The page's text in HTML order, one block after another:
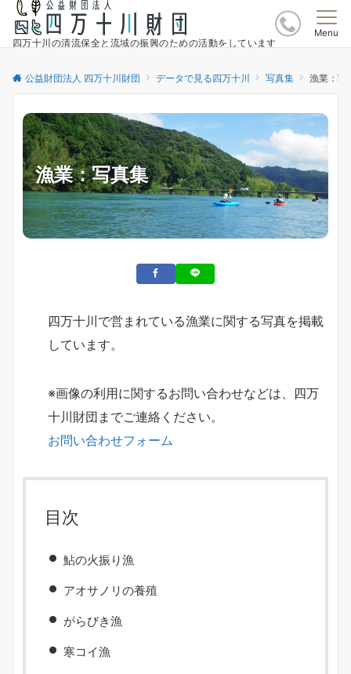
四万十川の清流保全と流域の振興のための活動をしています
Menu
公益財団法人 四万十川財団 データで見る四万十川 写真集 漁業：写
漁業：写真集
四万十川で営まれている漁業に関する写真を掲載
しています。
※画像の利用に関するお問い合わせなどは、四万
十川財団までご連絡ください。
お問い合わせフォーム
目次
鮎の火振り漁
アオサノリの養殖
がらびき漁
寒コイ漁